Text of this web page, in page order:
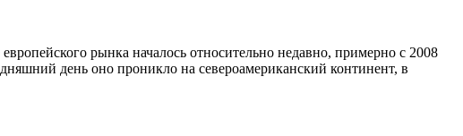
рынка началось относительно недавно, примерно с 2008
день оно проникло на североамериканский континент, в